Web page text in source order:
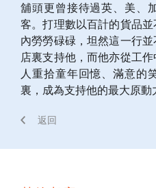
舖頭更曾接待過英、美、
客。打理數以百計的貨品
內勞勞碌碌，坦然這一行
店裏支持他，而他亦從工
人重拾童年回憶、滿意的
裏，成為支持他的最大原動
返回